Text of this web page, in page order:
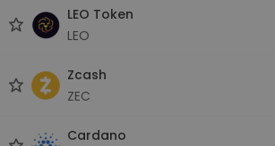
LEO Token
LEO
Zcash
ZEC
Cardano